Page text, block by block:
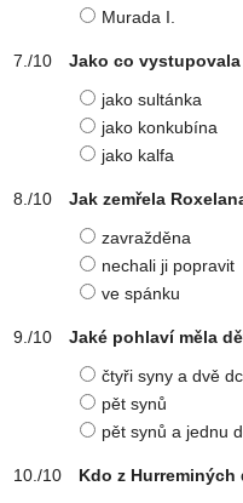
Murada I.
Jako co vystupovala
jako sultánka
jako konkubína
jako kalfa
Jak zemřela
zavražděna
nechali ji popravit
ve spánku
Jaké pohlaví měla
čtyři syny a dvě
pět synů
pět synů a jednu
Kdo z